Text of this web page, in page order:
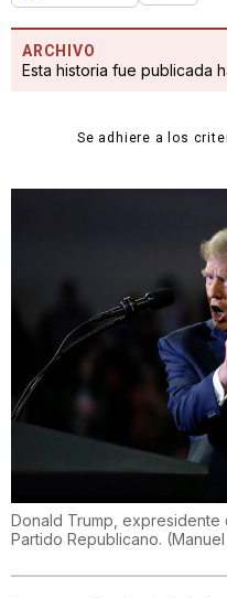
ARCHIVO
Esta historia fue publicada
Se adhiere a los
Donald Trump, expresidente
Partido Republicano. (